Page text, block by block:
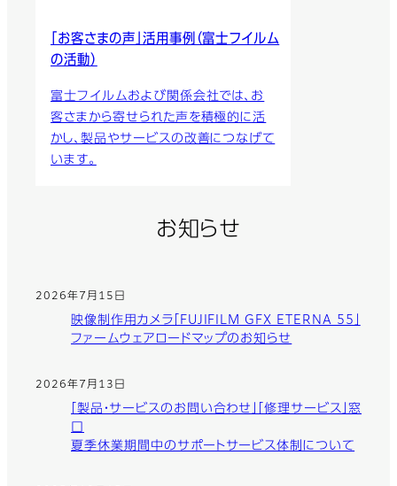
「お客さまの声」活用事例（富士フイルム
の活動）
富士フイルムおよび関係会社では、お
客さまから寄せられた声を積極的に活
かし、製品やサービスの改善につなげて
います。
お知らせ
2026年7月15日
映像制作用カメラ「FUJIFILM GFX ETERNA 55」
ファームウェアロードマップのお知らせ
2026年7月13日
「製品・サービスのお問い合わせ」「修理サービス」窓
夏季休業期間中のサポートサービス体制について